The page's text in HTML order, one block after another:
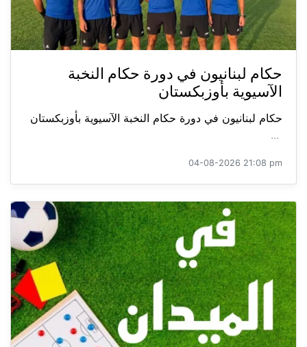
حكام لبنانيون في دورة حكام النخبة
الآسيوية بأوزبكستان
حكام لبنانيون في دورة حكام النخبة الآسيوية بأوزبكستان
...
04-08-2026 21:08 pm